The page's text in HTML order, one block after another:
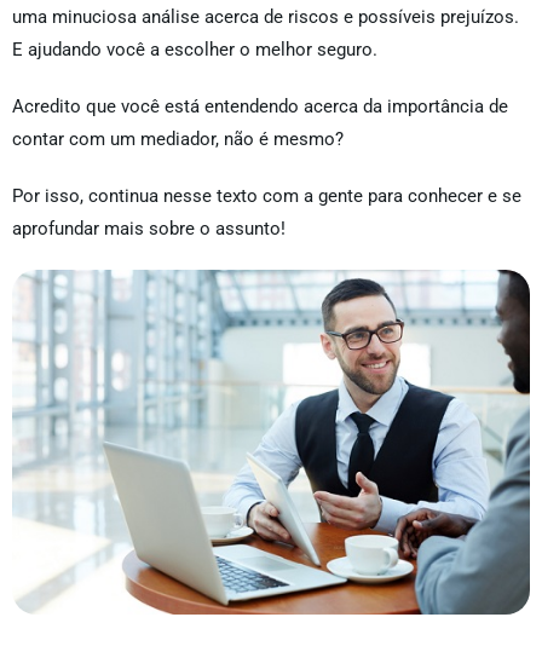
uma minuciosa análise acerca de riscos e possíveis prejuízos.
E ajudando você a escolher o melhor seguro.
Acredito que você está entendendo acerca da importância de
contar com um mediador, não é mesmo?
Por isso, continua nesse texto com a gente para conhecer e se
aprofundar mais sobre o assunto!